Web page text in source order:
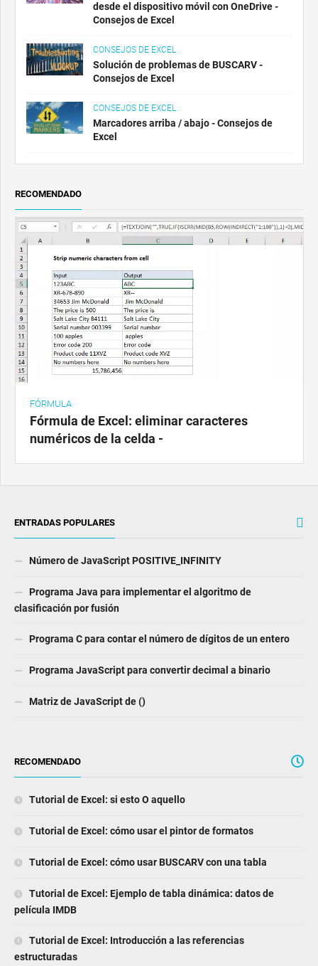
desde el dispositivo móvil con OneDrive -
Consejos de Excel
CONSEJOS DE EXCEL
Solución de problemas de BUSCARV -
Consejos de Excel
CONSEJOS DE EXCEL
Marcadores arriba / abajo - Consejos de
Excel
RECOMENDADO
FÓRMULA
Fórmula de Excel: eliminar caracteres
numéricos de la celda -
ENTRADAS POPULARES
Número de JavaScript POSITIVE_INFINITY
Programa Java para implementar el algoritmo de
clasificación por fusión
Programa C para contar el número de dígitos de un entero
Programa JavaScript para convertir decimal a binario
Matriz de JavaScript de ()
RECOMENDADO
Tutorial de Excel: si esto O aquello
Tutorial de Excel: cómo usar el pintor de formatos
Tutorial de Excel: cómo usar BUSCARV con una tabla
Tutorial de Excel: Ejemplo de tabla dinámica: datos de
película IMDB
Tutorial de Excel: Introducción a las referencias
estructuradas